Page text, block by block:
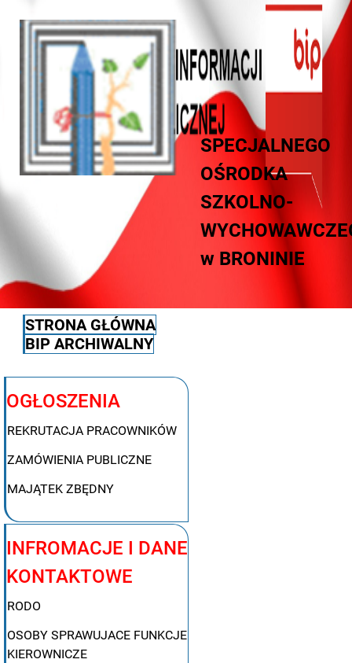
SPECJALNEGO
OŚRODKA
SZKOLNO-
w BRONINIE
STRONA GŁÓWNA
BIP ARCHIWALNY
OGŁOSZENIA
REKRUTACJA PRACOWNIKÓW
ZAMÓWIENIA PUBLICZNE
MAJĄTEK ZBĘDNY
INFROMACJE I DANE
KONTAKTOWE
RODO
OSOBY SPRAWUJACE FUNKCJE
KIEROWNICZE